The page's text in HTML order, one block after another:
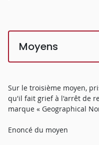
Moyens
Sur le troisième moyen,
qu'il fait grief à l'arrêt de
marque « Geographical
Enoncé du moyen